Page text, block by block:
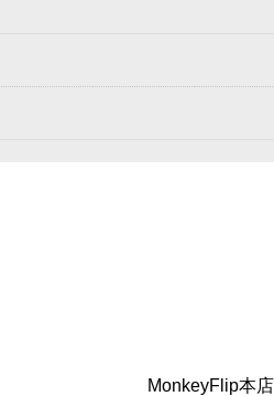
MonkeyFlip本店